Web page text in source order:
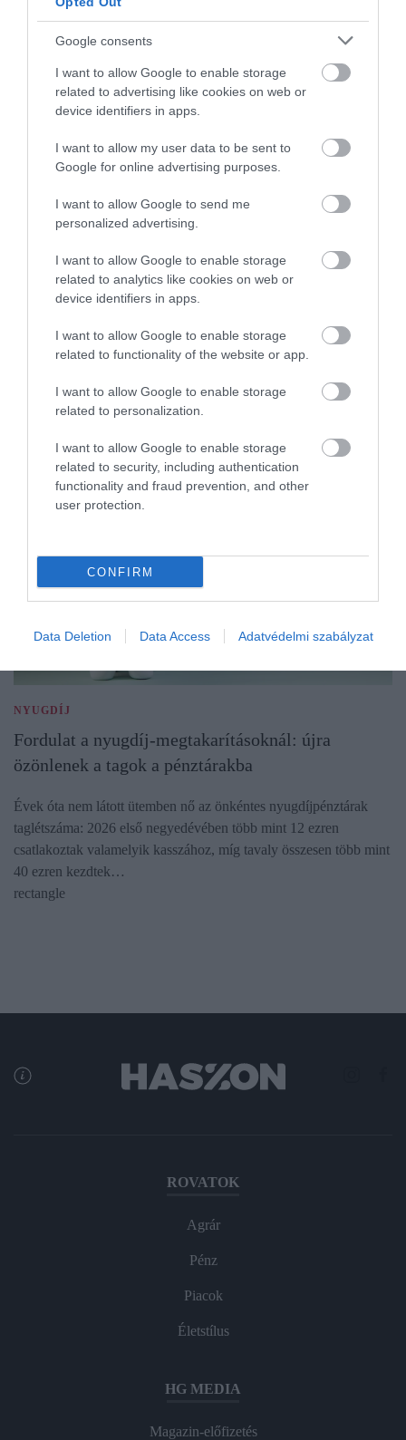
Google consents
I want to allow Google to enable storage
related to advertising like cookies on web or
device identifiers in apps.
I want to allow my user data to be sent to
Google for online advertising purposes.
I want to allow Google to send me
personalized advertising.
I want to allow Google to enable storage
related to analytics like cookies on web or
device identifiers in apps.
I want to allow Google to enable storage
related to functionality of the website or app.
I want to allow Google to enable storage
related to personalization.
I want to allow Google to enable storage
related to security, including authentication
functionality and fraud prevention, and other
user protection.
CONFIRM
Data Deletion Data Access Adatvédelmi szabályzat
INGATLAN
Lakásvásárlás hitelből vagy albérlet? Feladvány
egyetemistáknak
Sok család számára válik aktuálissá az egyetemi felvételi
jobban: lakást vásárolni, vagy pedig bérelni? Itt egy számítás a
Bank360.hu…
NYUGDÍJ
Fordulat a nyugdíj-megtakarításoknál: újra
özönlenek a tagok a pénztárakba
Évek óta nem látott ütemben nő az önkéntes nyugdíjpénztárak
taglétszáma: 2026 első negyedévében több mint 12 ezren
csatlakoztak valamelyik kasszához, míg tavaly összesen több mint
40 ezren kezdtek…
rectangle
ROVATOK
Agrár
Pénz
Piacok
Életstílus
HG MEDIA
Magazin-előfizetés